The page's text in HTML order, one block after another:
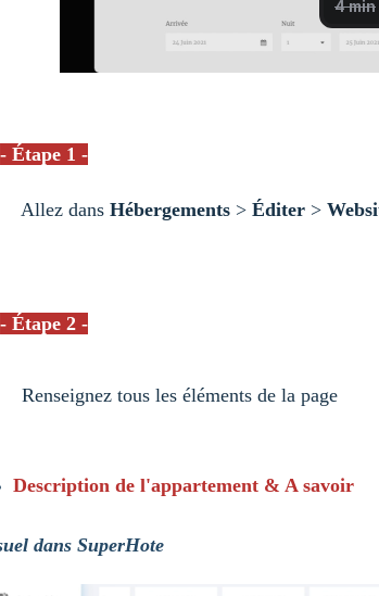
- Étape 1 -
Allez dans Hébergements > Éditer >
- Étape 2 -
Renseignez tous les éléments de la page
Description de l'appartement & A savoir
dans SuperHote